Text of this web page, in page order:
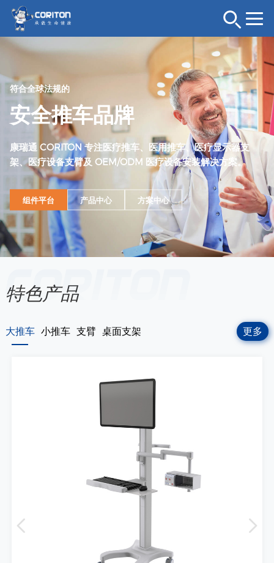
符合全球法规的
安全推车品牌
康瑞通 CORITON 专注医疗推车、医用推车、医疗显示器支
架、医疗设备支臂及 OEM/ODM 医疗设备安装解决方案。
组件平台 产品中心 方案中心
特色产品
大推车 小推车 支臂 桌面支架 更多